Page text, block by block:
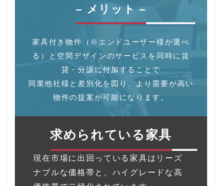
– メリット –
家具付き物件（※エンドユーザー様が選べ
る）と空間デザインのサービスを同時に賃
貸・分譲に付加することで
同業他社様と差別化を図り、より需要が高い
物件の提案が可能になります。
求められている家具
現在市場に出回っている家具はリーズ
ナブルな価格帯と、ハイグレードな高